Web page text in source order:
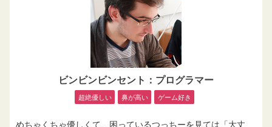
ビンビンビンセント：プログラマー
超絶優しい 鼻が高い ゲーム好き
めちゃくちゃ優しくて、困っているつっちーを見ては「大丈